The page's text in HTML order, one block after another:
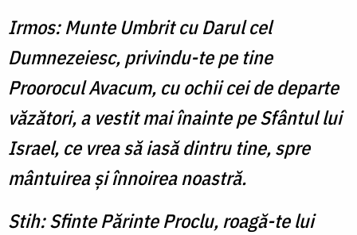
Irmos: Munte Umbrit cu Darul cel
Dumnezeiesc, privindu-te pe tine
Proorocul Avacum, cu ochii cei de departe
văzători, a vestit mai înainte pe Sfântul lui
Israel, ce vrea să iasă dintru tine, spre
mântuirea şi înnoirea noastră.
Stih: Sfinte Părinte Proclu, roagă-te lui